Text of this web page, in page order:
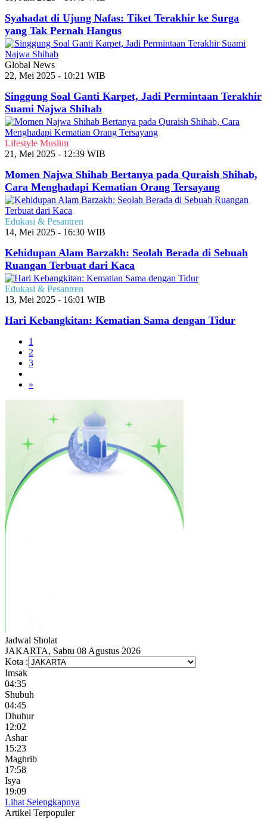
Syahadat di Ujung Nafas: Tiket Terakhir ke Surga
yang Tak Pernah Hangus
Global News
22, Mei 2025 - 10:21 WIB
Singgung Soal Ganti Karpet, Jadi Permintaan Terakhir
Suami Najwa Shihab
Lifestyle Muslim
21, Mei 2025 - 12:39 WIB
Momen Najwa Shihab Bertanya pada Quraish Shihab,
Cara Menghadapi Kematian Orang Tersayang
Edukasi & Pesantren
14, Mei 2025 - 16:30 WIB
Kehidupan Alam Barzakh: Seolah Berada di Sebuah
Ruangan Terbuat dari Kaca
Edukasi & Pesantren
13, Mei 2025 - 16:01 WIB
Hari Kebangkitan: Kematian Sama dengan Tidur
1
2
3
»
Jadwal Sholat
JAKARTA, Sabtu 08 Agustus 2026
Kota :
Imsak
04:35
Shubuh
04:45
Dhuhur
12:02
Ashar
15:23
Maghrib
17:58
Isya
19:09
Lihat Selengkapnya
Artikel Terpopuler